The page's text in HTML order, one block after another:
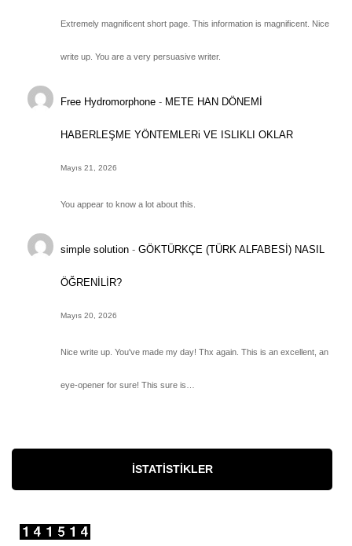
Extremely magnificent short page. This information is magnificent. Nice
write up. You are a very persuasive writer.
Free Hydromorphone - METE HAN DÖNEMİ
HABERLEŞME YÖNTEMLERi VE ISLIKLI OKLAR
Mayıs 21, 2026
You appear to know a lot about this.
simple solution -GÖKTÜRKÇE (TÜRK ALFABESİ) NASIL
ÖĞRENİLİR?
Mayıs 20, 2026
Nice write up. You've made my day! Thx again. This is an excellent, an
eye-opener for sure! This sure is…
İSTATISTIKLER